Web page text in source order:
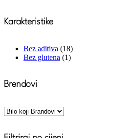
Karakteristike
Bez aditiva (18)
Bez glutena (1)
Brendovi